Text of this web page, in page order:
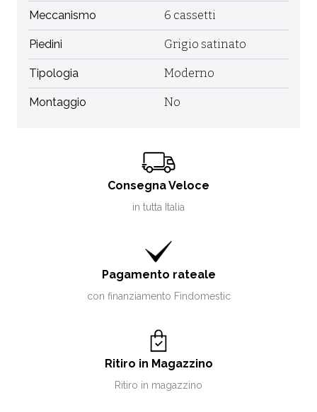
Meccanismo 6 cassetti
Piedini Grigio satinato
Tipologia Moderno
Montaggio No
Consegna Veloce
in tutta Italia
Pagamento rateale
con finanziamento Findomestic
Ritiro in Magazzino
Ritiro in magazzino